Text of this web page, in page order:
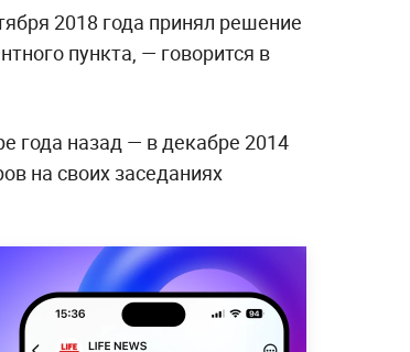
2018 года принял решение
пункта, — говорится в
года назад — в декабре 2014
на своих заседаниях